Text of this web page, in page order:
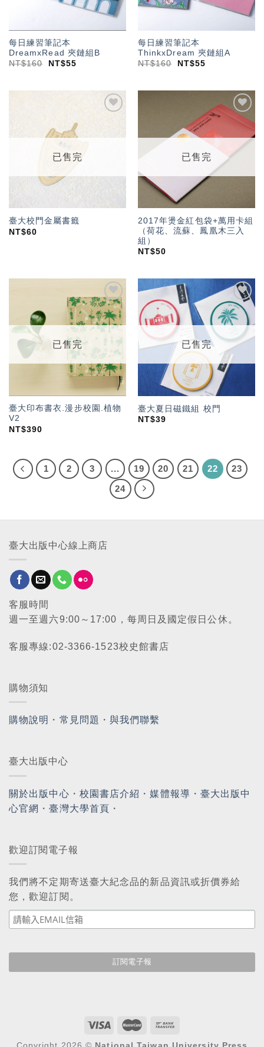
每日練習筆記本
DreamxRead 夾鏈組B
NT$160 NT$55
每日練習筆記本
ThinkxDream 夾鏈組A
NT$160 NT$55
望輕
已售完
臺大校門金屬書籤
NT$60
加入
「願
望輕
單」
已售完
2017年燙金紅包袋+萬用卡組
（荷花、流蘇、鳳凰木三入
組）
NT$50
加入
「願
望輕
單」
已售完
臺大印布書衣.漫步校園.植物
V2
NT$390
加入
「願
望輕
單」
已售完
臺大夏日磁鐵組 校門
NT$39
1 2 3 ... 19 20 21 22
23
24
臺大出版中心線上商店
客服時間
週一至週六9:00～17:00，每周日及國定假日公休。
客服專線:02-3366-1523校史館書店
購物須知
購物說明 ・ 常見問題 ・與我們聯繫
臺大出版中心
關於出版中心 ・ 校園書店介紹 ・媒體報導 ・ 臺大出版中
心官網 ・臺灣大學首頁 ・
歡迎訂閱電子報
我們將不定期寄送臺大紀念品的新品資訊或折價券給
您，歡迎訂閱。